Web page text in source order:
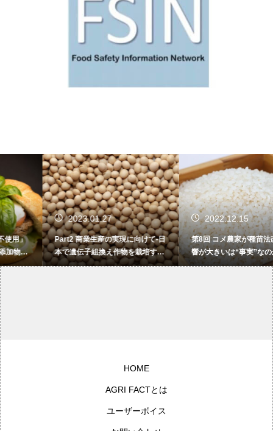
2023.01.27
Part2 商業生産の実現に向けて-日
本で遺伝子組換え作物を栽培する
にはどうすればよいか？-その2
2022.12.15
第8回 コメ農家が種苗法改正の影
響が大きいは“事実”なのか【鈴木
宣弘氏の食品・農業言説を検証す
HOME
AGRI FACTとは
ユーザーボイス